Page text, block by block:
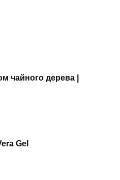
чайного дерева |
Gel